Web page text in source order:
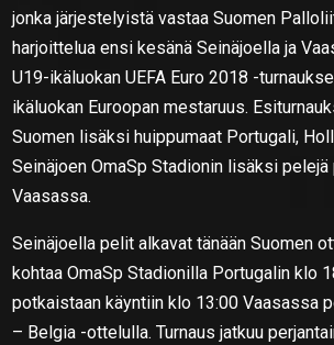
jonka järjestelyistä vastaa Suomen
harjoittelua ensi kesänä Seinäjoella ja
U19-ikäluokan UEFA Euro 2018 -
ikäluokan Euroopan mestaruus.
Suomen lisäksi huippumaat Portugali,
Seinäjoen OmaSp Stadionin lisäksi pelejä
Vaasassa.
Seinäjoella pelit alkavat tänään Suomen
kohtaa OmaSp Stadionilla Portugalin klo
potkaistaan käyntiin klo 13:00 Vaasassa
– Belgia -ottelulla. Turnaus jatkuu